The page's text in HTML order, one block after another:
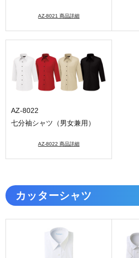
AZ-8021 商品詳細
AZ-8022
七分袖シャツ（男女兼用）
AZ-8022 商品詳細
カッターシャツ